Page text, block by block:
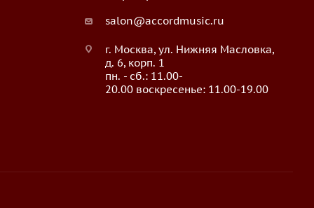
salon@accordmusic.ru
г. Москва, ул. Нижняя Масловка,
д. 6, корп. 1
пн. - сб.: 11.00-
20.00 воскресенье: 11.00-19.00